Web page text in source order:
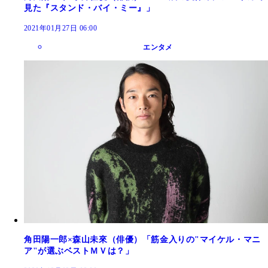
見た『スタンド・バイ・ミー』」
2021年01月27日 06:00
エンタメ
角田陽一郎×森山未來（俳優）「筋金入りの"マイケル・マニ
ア"が選ぶベストＭＶは？」